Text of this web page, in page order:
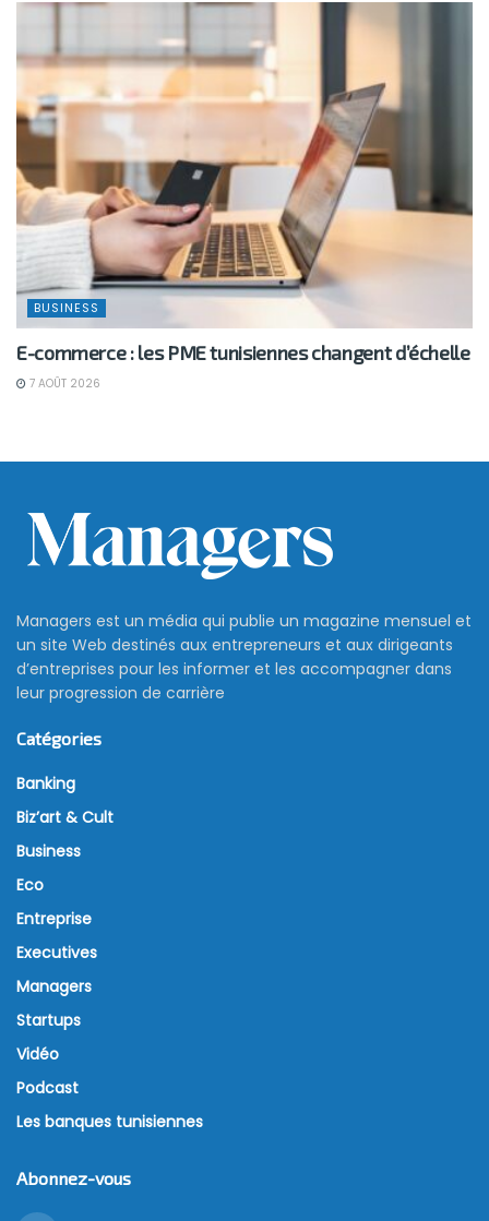
BUSINESS
E-commerce : les PME tunisiennes changent d’échelle
7 AOÛT 2026
Managers est un média qui publie un magazine mensuel et
un site Web destinés aux entrepreneurs et aux dirigeants
d’entreprises pour les informer et les accompagner dans
leur progression de carrière
Catégories
Banking
Biz’art & Cult
Business
Eco
Entreprise
Executives
Managers
Startups
Vidéo
Podcast
Les banques tunisiennes
Abonnez-vous